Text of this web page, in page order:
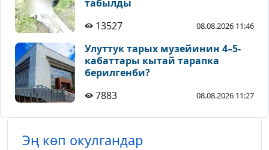
табылды
13527
08.08.2026 11:46
Улуттук тарых музейинин 4–5-
кабаттары кытай тарапка
берилгенби?
7883
08.08.2026 11:27
Эң көп окулгандар